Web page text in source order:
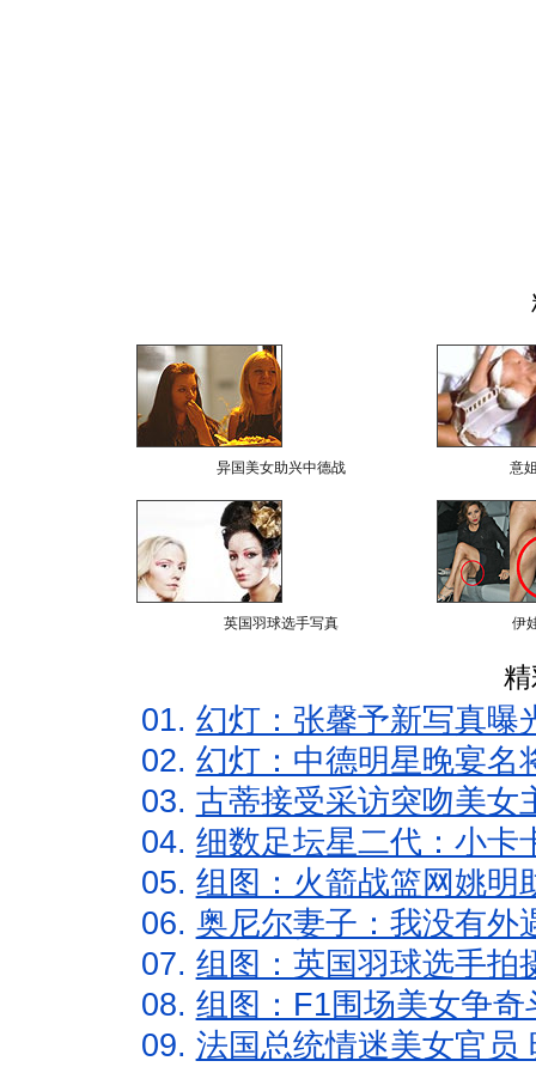
异国美女助兴中德战 意
英国羽球选手写真 伊
01. 幻灯：张馨予新写真曝
02. 幻灯：中德明星晚宴名
03. 古蒂接受采访突吻美女
04. 细数足坛星二代：小卡
05. 组图：火箭战篮网姚明
06. 奥尼尔妻子：我没有外
07. 组图：英国羽球选手拍
08. 组图：F1围场美女争
09. 法国总统情迷美女官员